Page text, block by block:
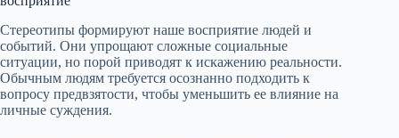
Стереотипы формируют наше восприятие людей и
событий. Они упрощают сложные социальные
ситуации, но порой приводят к искажению реальности.
Обычным людям требуется осознанно подходить к
вопросу предвзятости, чтобы уменьшить ее влияние на
личные суждения.